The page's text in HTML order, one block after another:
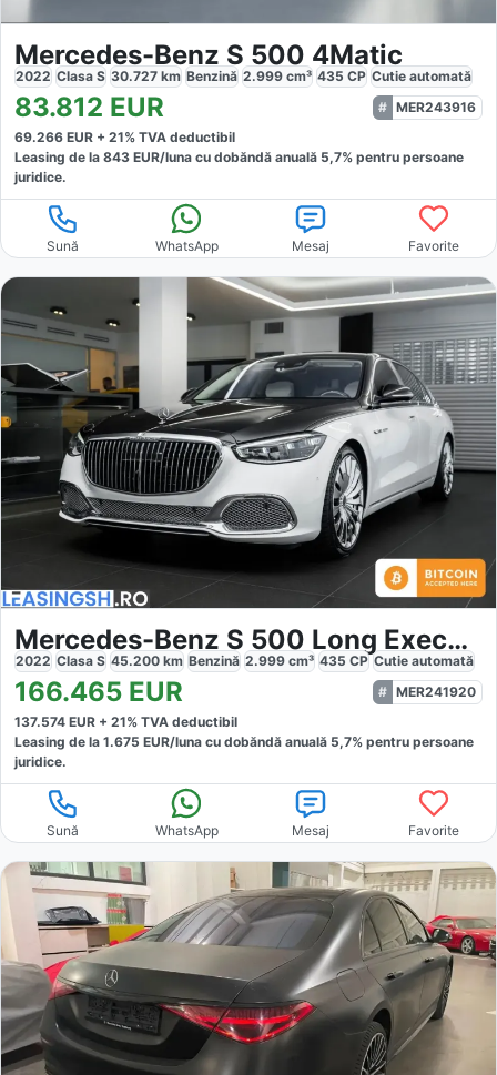
Mercedes-Benz S 500 4Matic
2022 Clasa S 30.727 km Benzină 2.999 cm³ 435 CP Cutie automată
83.812 EUR
MER243916
69.266 EUR + 21% TVA deductibil
Leasing de la 843 EUR/luna cu dobăndă anuală 5,7% pentru persoane
juridice.
Sună WhatsApp Mesaj Favorite
Mercedes-Benz S 500 Long Executive
2022 Clasa S 45.200 km Benzină 2.999 cm³ 435 CP Cutie automată
166.465 EUR
MER241920
137.574 EUR + 21% TVA deductibil
Leasing de la 1.675 EUR/luna cu dobăndă anuală 5,7% pentru persoane
juridice.
Sună WhatsApp Mesaj Favorite